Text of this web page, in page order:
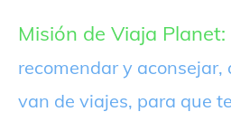
Misión de Viaja Planet:
recomendar y aconsejar,
van de viajes, para que